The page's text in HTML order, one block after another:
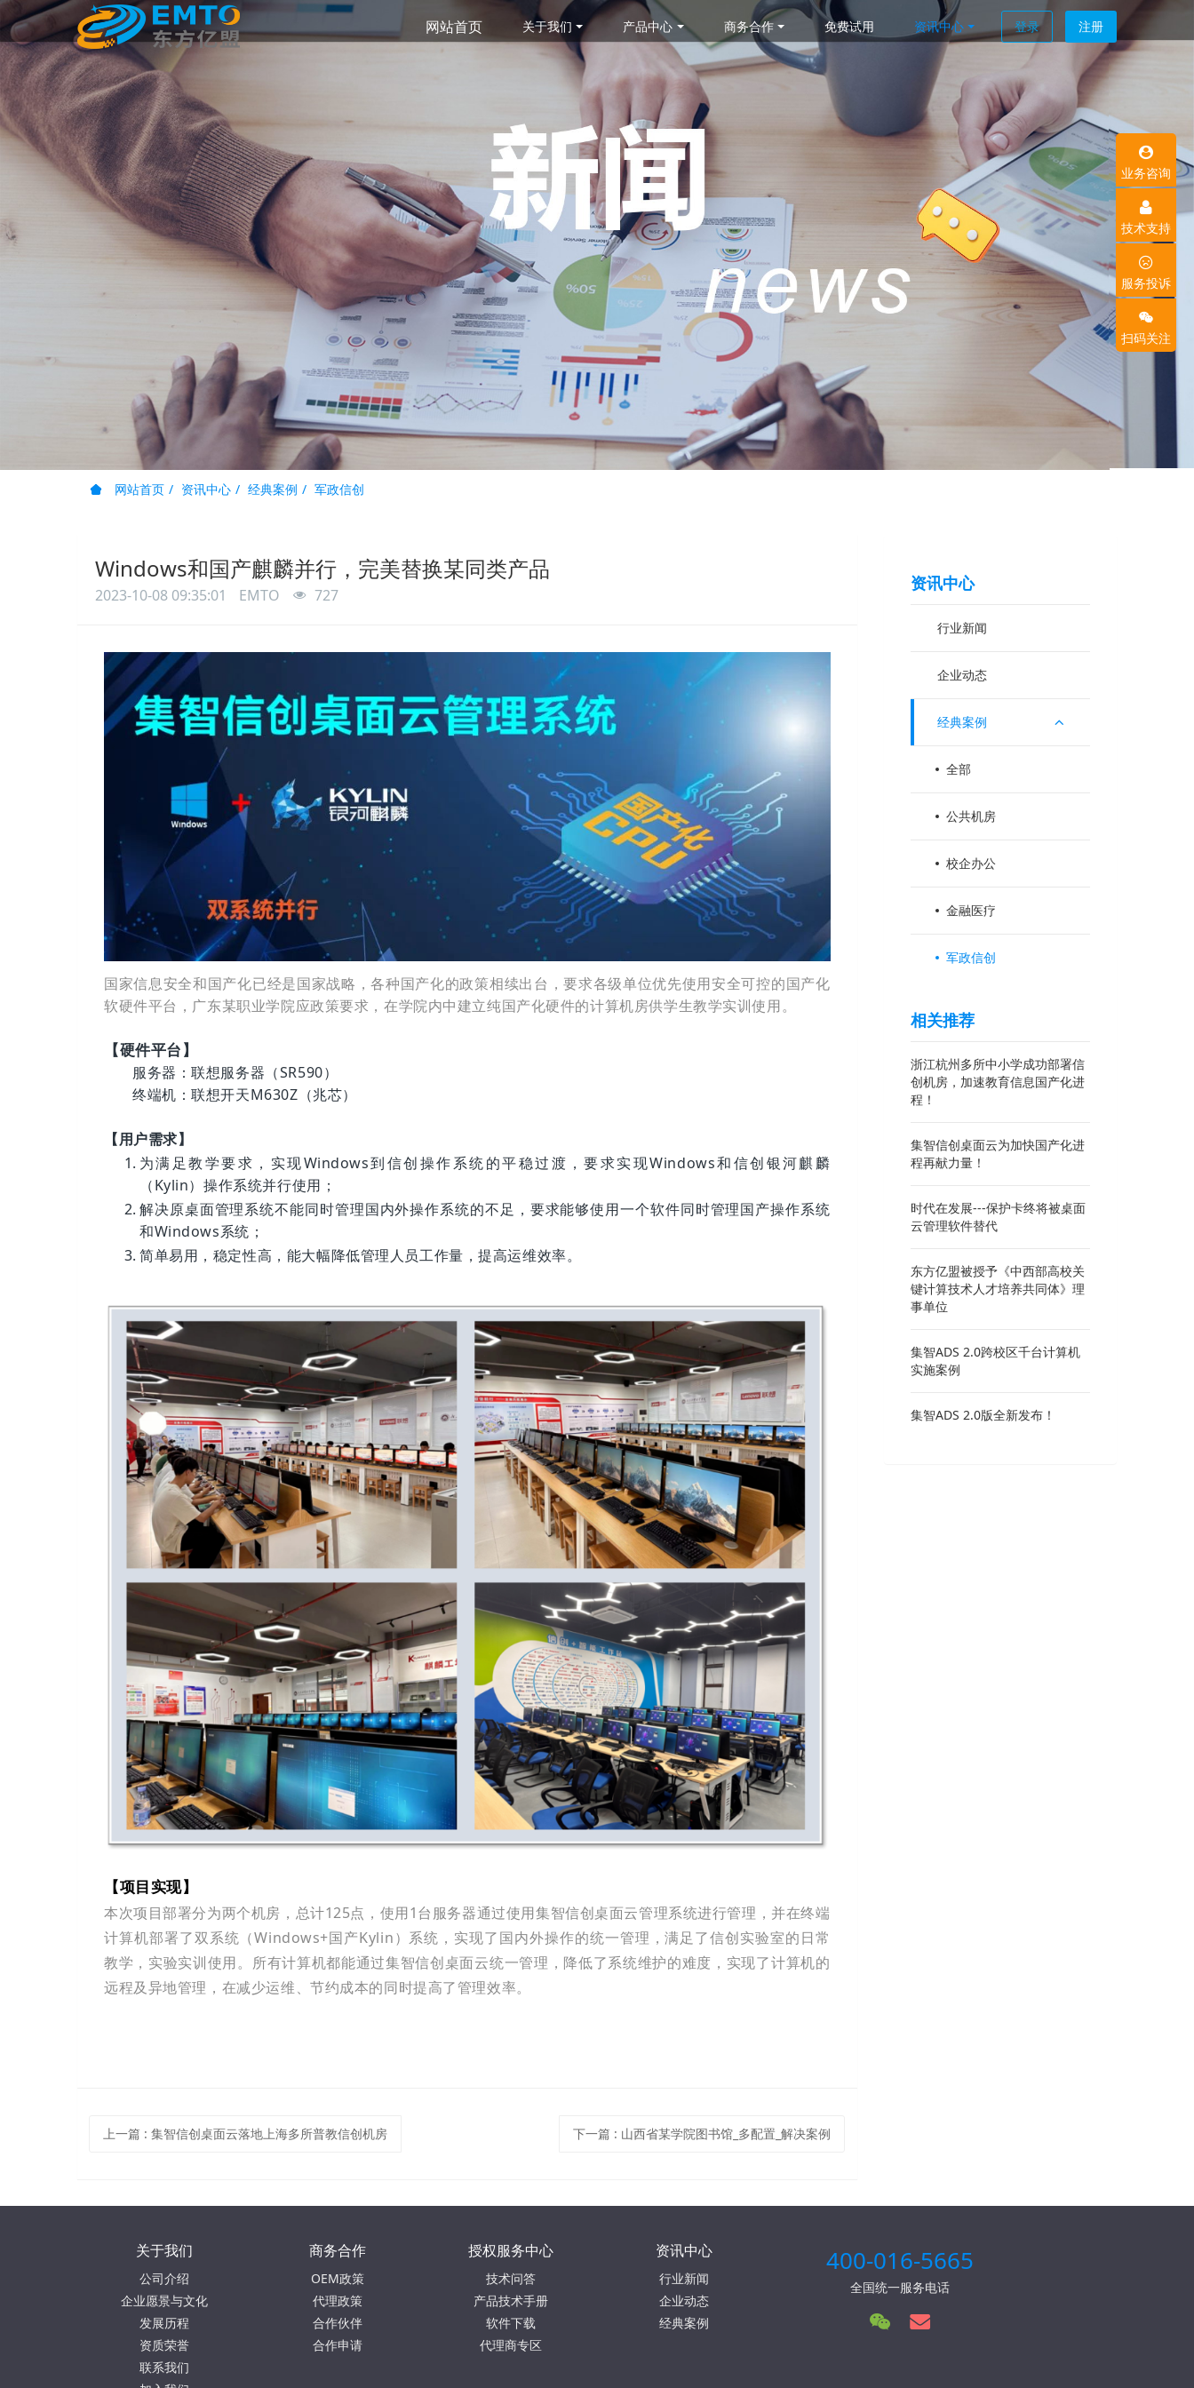
登录 注册
网站首页 关于我们 产品中心 商务合作 免费试用 资讯中心
网站首页 资讯中心 经典案例 军政信创
Windows和国产麒麟并行，完美替换某同类产品
2023-10-08 09:35:01 EMTO 727
国家信息安全和国产化已经是国家战略，各种国产化的政策相续出台，要求各级单位优先使用安全可控的国产化
软硬件平台，广东某职业学院应政策要求，在学院内中建立纯国产化硬件的计算机房供学生教学实训使用。
【硬件平台】
服务器：联想服务器（SR590）
终端机：联想开天M630Z（兆芯）
【用户需求】
为满足教学要求，实现Windows到信创操作系统的平稳过渡，要求实现Windows和信创银河麒麟
（Kylin）操作系统并行使用；
解决原桌面管理系统不能同时管理国内外操作系统的不足，要求能够使用一个软件同时管理国产操作系统
和Windows系统；
简单易用，稳定性高，能大幅降低管理人员工作量，提高运维效率。
【项目实现】
本次项目部署分为两个机房，总计125点，使用1台服务器通过使用集智信创桌面云管理系统进行管理，并在终端
计算机部署了双系统（Windows+国产Kylin）系统，实现了国内外操作的统一管理，满足了信创实验室的日常
教学，实验实训使用。所有计算机都能通过集智信创桌面云统一管理，降低了系统维护的难度，实现了计算机的
远程及异地管理，在减少运维、节约成本的同时提高了管理效率。
上一篇 :集智信创桌面云落地上海多所普教信创机房 下一篇 : 山西省某学院图书馆_多配置_解决案例
资讯中心
行业新闻
企业动态
经典案例
全部
公共机房
校企办公
金融医疗
军政信创
相关推荐
浙江杭州多所中小学成功部署信
创机房，加速教育信息国产化进
程！
集智信创桌面云为加快国产化进
程再献力量！
时代在发展---保护卡终将被桌面
云管理软件替代
东方亿盟被授予《中西部高校关
键计算技术人才培养共同体》理
事单位
集智ADS 2.0跨校区千台计算机
实施案例
集智ADS 2.0版全新发布！
关于我们
公司介绍
企业愿景与文化
发展历程
资质荣誉
联系我们
商务合作
OEM政策
代理政策
合作伙伴
合作申请
授权服务中心
技术问答
产品技术手册
软件下载
代理商专区
资讯中心
行业新闻
企业动态
经典案例
400-016-5665
全国统一服务电话
业务咨询
技术支持
服务投诉
扫码关注